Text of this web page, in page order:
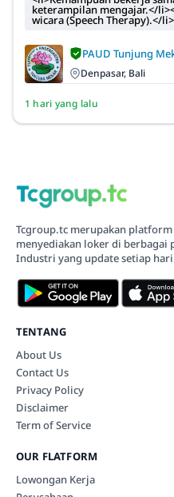
keterampilan mengajar.</
wicara (Speech Therapy).</
PAUD Tunjung
Denpasar, Bali
1 hari yang lalu
Tcgroup.tc merupakan
menyediakan loker di
Industri yang update setiap hari
TENTANG
About Us
Contact Us
Privacy Policy
Disclaimer
Term of Service
OUR FLATFORM
Lowongan Kerja